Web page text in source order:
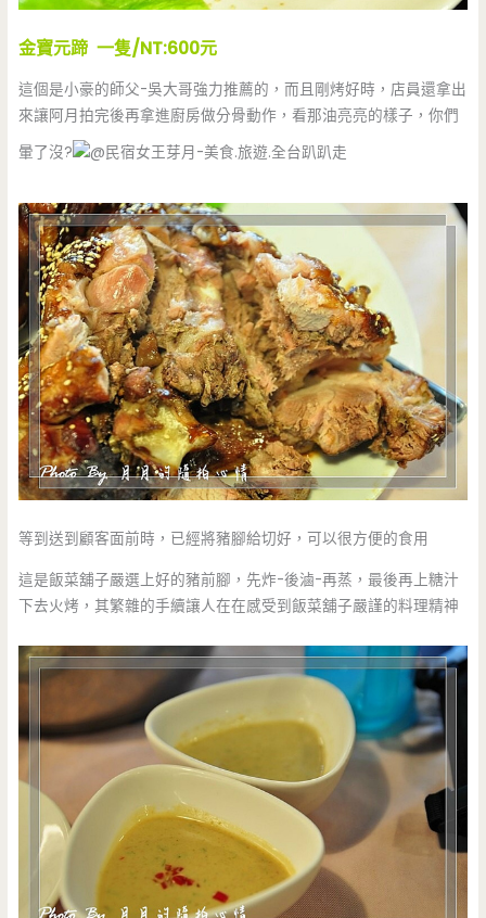
金寶元蹄 一隻/NT:600元
這個是小豪的師父-吳大哥強力推薦的，而且剛烤好時，店員還拿出
來讓阿月拍完後再拿進廚房做分骨動作，看那油亮亮的樣子，你們
暈了沒?
等到送到顧客面前時，已經將豬腳給切好，可以很方便的食用
這是飯菜舖子嚴選上好的豬前腳，先炸-後滷-再蒸，最後再上糖汁
下去火烤，其繁雜的手續讓人在在感受到飯菜舖子嚴謹的料理精神